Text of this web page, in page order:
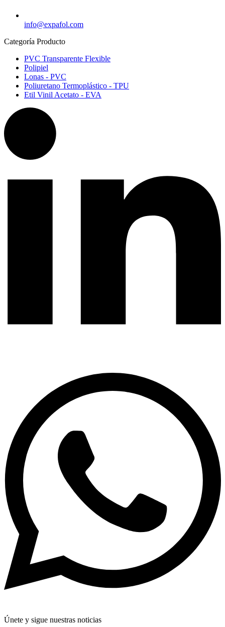
info@expafol.com
Categoría Producto
PVC Transparente Flexible​
Polipiel​
Lonas - PVC​
Poliuretano Termoplástico - TPU​
Etil Vinil Acetato - EVA​
Únete y sigue nuestras noticias